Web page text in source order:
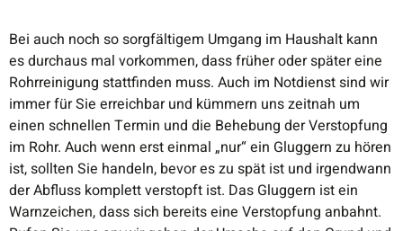
Bei auch noch so sorgfältigem Umgang im Haushalt kann
es durchaus mal vorkommen, dass früher oder später eine
Rohrreinigung stattfinden muss. Auch im Notdienst sind wir
immer für Sie erreichbar und kümmern uns zeitnah um
einen schnellen Termin und die Behebung der Verstopfung
im Rohr. Auch wenn erst einmal „nur“ ein Gluggern zu hören
ist, sollten Sie handeln, bevor es zu spät ist und irgendwann
der Abfluss komplett verstopft ist. Das Gluggern ist ein
Warnzeichen, dass sich bereits eine Verstopfung anbahnt.